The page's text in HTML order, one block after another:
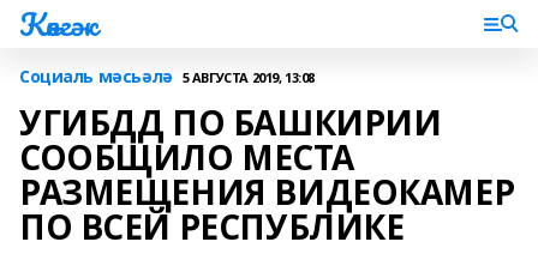
Көнгәк
Социаль мәсьәлә 5 АВГУСТА 2019, 13:08
УГИБДД ПО БАШКИРИИ
СООБЩИЛО МЕСТА
РАЗМЕЩЕНИЯ ВИДЕОКАМЕР
ПО ВСЕЙ РЕСПУБЛИКЕ